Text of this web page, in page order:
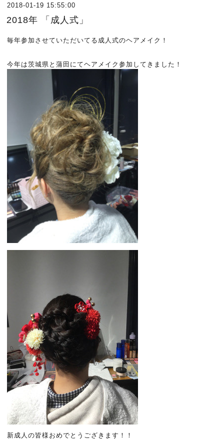
2018-01-19 15:55:00
2018年 「成人式」
毎年参加させていただいてる成人式のヘアメイク！
今年は茨城県と蒲田にてヘアメイク参加してきました！
新成人の皆様おめでとうござきます！！